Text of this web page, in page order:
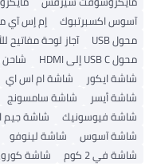
آسوس اكسبرتبوك
إم إس آي
محول USB
آجاز لوحة مفاتيح
محول USB C إلى HDMI
شاحن
شاشة ايكور
شاشة ام اس اي
شاشة أيسر
شاشة سامسونج
شاشة فيوسونيك
شاشة جيم
شاشة آسوس
شاشة لينوفو
شاشة في 2 كوم
شاشة